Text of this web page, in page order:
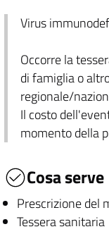
Virus
Occorre la
di famiglia o
regionale/
Il costo
momento della
Cosa serve
Prescrizione del
Tessera sanitaria